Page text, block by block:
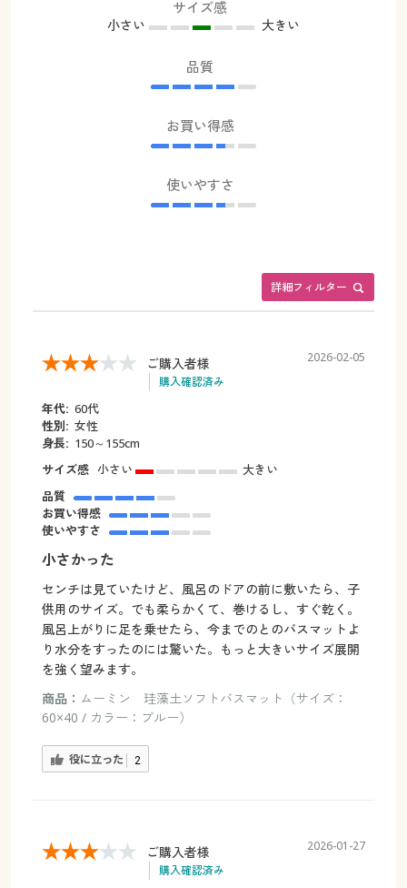
サイズ感
小さい 大きい
品質
お買い得感
使いやすさ
詳細フィルター
ご購入者様
購入確認済み
2026-02-05
年代: 60代
性別: 女性
身長: 150～155cm
サイズ感 小さい
大きい
品質
お買い得感
使いやすさ
小さかった
センチは見ていたけど、風呂のドアの前に敷いたら、子
供用のサイズ。でも柔らかくて、巻けるし、すぐ乾く。
風呂上がりに足を乗せたら、今までのとのバスマットよ
り水分をすったのには驚いた。もっと大きいサイズ展開
を強く望みます。
商品： ムーミン 珪藻土ソフトバスマット（サイズ：
60×40 / カラー：ブルー）
役に立った 2
ご購入者様
購入確認済み
2026-01-27